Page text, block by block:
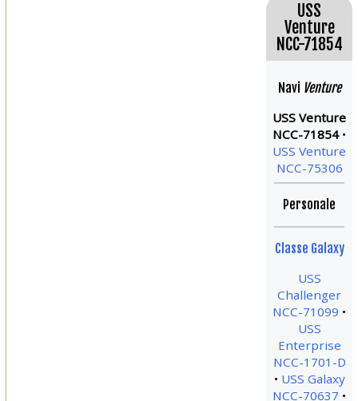
USS
Venture
NCC-71854
Navi Venture
USS Venture
NCC-71854
USS Venture
NCC-75306
Personale
Classe Galaxy
USS
Challenger
NCC-71099
USS
Enterprise
NCC-1701-D
USS Galaxy
NCC-70637